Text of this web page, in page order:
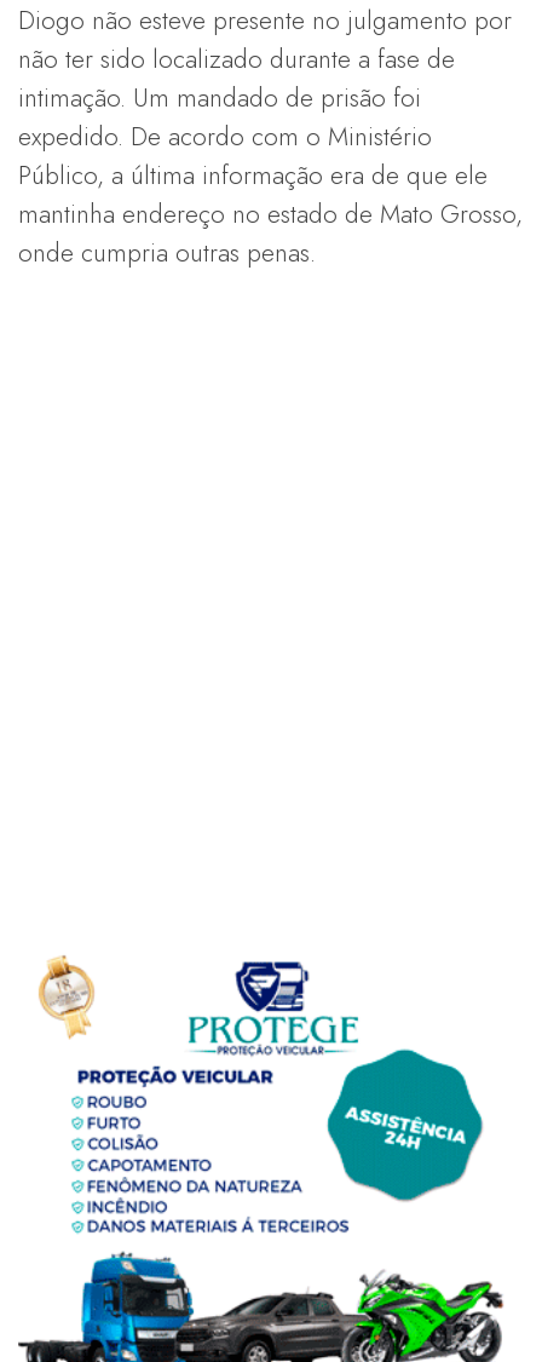
Diogo não esteve presente no julgamento por
não ter sido localizado durante a fase de
intimação. Um mandado de prisão foi
expedido. De acordo com o Ministério
Público, a última informação era de que ele
mantinha endereço no estado de Mato Grosso,
onde cumpria outras penas.